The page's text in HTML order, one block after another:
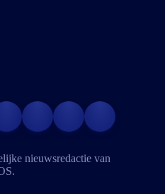
nieuwsredactie van
.